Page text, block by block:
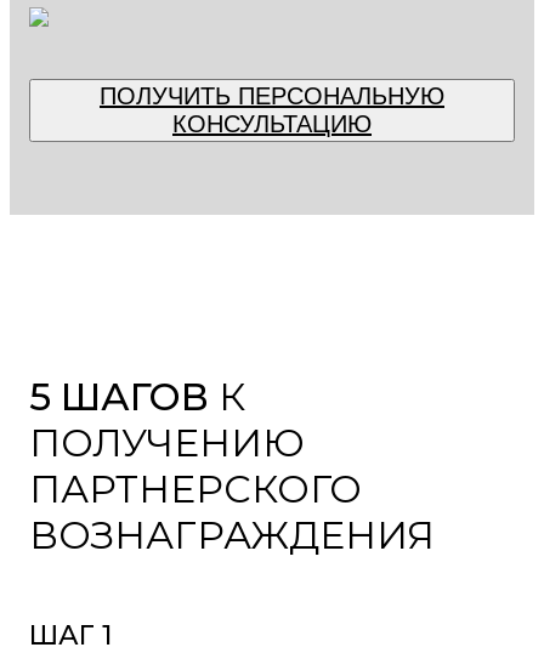
ПОЛУЧИТЬ ПЕРСОНАЛЬНУЮ
КОНСУЛЬТАЦИЮ
5 ШАГОВ К
ПОЛУЧЕНИЮ
ПАРТНЕРСКОГО
ВОЗНАГРАЖДЕНИЯ
ШАГ 1